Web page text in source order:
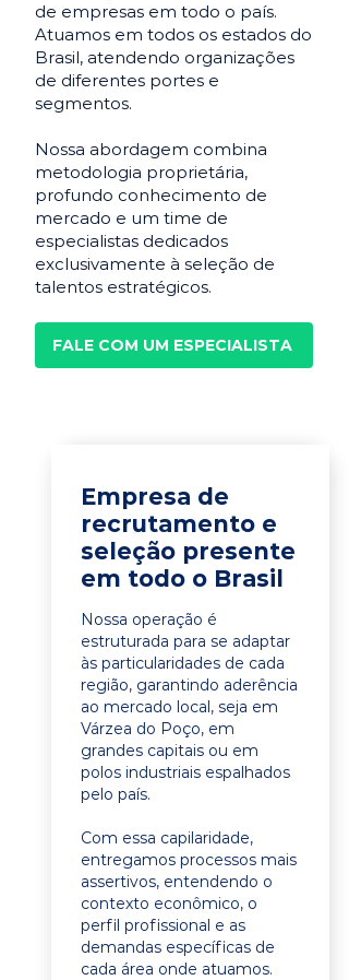
de empresas em todo o país.
Atuamos em todos os estados do
Brasil, atendendo organizações
de diferentes portes e
segmentos.
Nossa abordagem combina
metodologia proprietária,
profundo conhecimento de
mercado e um time de
especialistas dedicados
exclusivamente à seleção de
talentos estratégicos.
FALE COM UM ESPECIALISTA
Empresa de
recrutamento e
seleção presente
em todo o Brasil
Nossa operação é
estruturada para se adaptar
às particularidades de cada
região, garantindo aderência
ao mercado local, seja em
Várzea do Poço, em
grandes capitais ou em
polos industriais espalhados
pelo país.
Com essa capilaridade,
entregamos processos mais
assertivos, entendendo o
contexto econômico, o
perfil profissional e as
demandas específicas de
cada área onde atuamos.